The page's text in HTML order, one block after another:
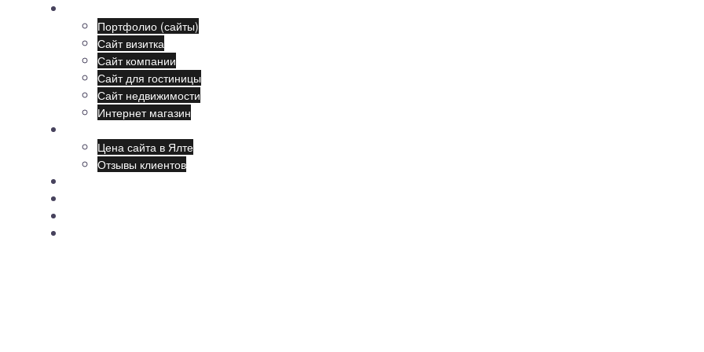
Портфолио (сайты)
Сайт визитка
Сайт компании
Сайт для гостиницы
Сайт недвижимости
Интернет магазин
Цена сайта в Ялте
Отзывы клиентов